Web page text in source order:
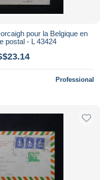
pour la Belgique en
postal - L 43424
Professional